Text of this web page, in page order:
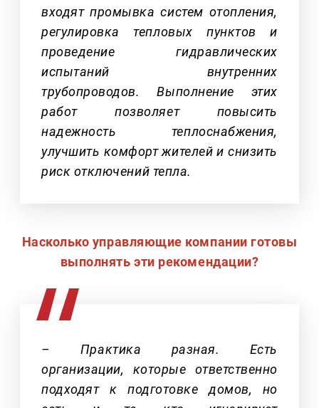
входят промывка систем отопления,
регулировка тепловых пунктов и
проведение гидравлических
испытаний внутренних
трубопроводов. Выполнение этих
работ позволяет повысить
надежность теплоснабжения,
улучшить комфорт жителей и снизить
риск отключений тепла.
Насколько управляющие компании готовы
выполнять эти рекомендации?
– Практика разная. Есть
организации, которые ответственно
подходят к подготовке домов, но